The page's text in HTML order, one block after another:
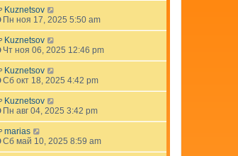
Kuznetsov
Пн ноя 17, 2025 5:50 am
Kuznetsov
Чт ноя 06, 2025 12:46 pm
Kuznetsov
Сб окт 18, 2025 4:42 pm
Kuznetsov
Пн авг 04, 2025 3:42 pm
marias
Сб май 10, 2025 8:59 am